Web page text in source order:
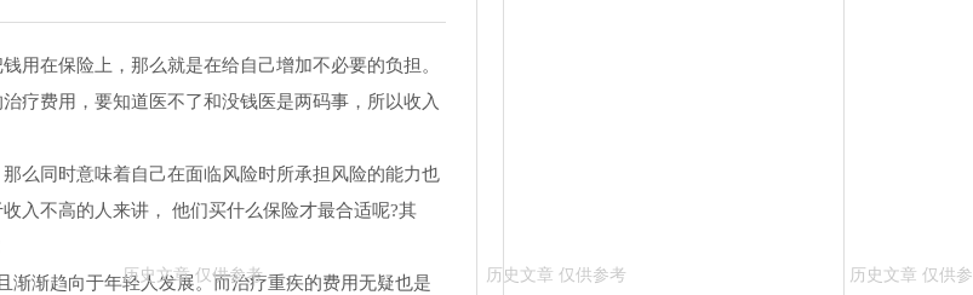
用在保险上，那么就是在给自己增加不必要的负担。
疗费用，要知道医不了和没钱医是两码事，所以收入
么同时意味着自己在面临风险时所承担风险的能力也
入不高的人来讲， 他们买什么保险才最合适呢?其
渐趋向于年轻人发展。而治疗重疾的费用无疑也是